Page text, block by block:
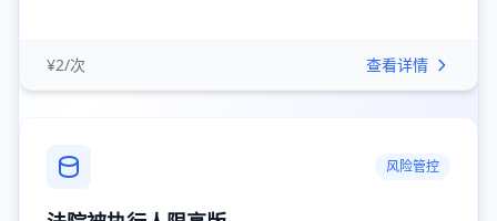
¥2/次 查看详情
风险管控